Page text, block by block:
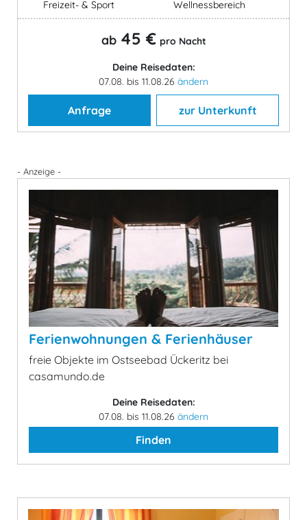
Freizeit- & Sport
Wellnessbereich
ab 45 € pro Nacht
Deine Reisedaten:
07.08. bis 11.08.26 ändern
Anfrage zur Unterkunft
- Anzeige -
Ferienwohnungen & Ferienhäuser
freie Objekte im Ostseebad Ückeritz bei
casamundo.de
Deine Reisedaten:
07.08. bis 11.08.26 ändern
Finden